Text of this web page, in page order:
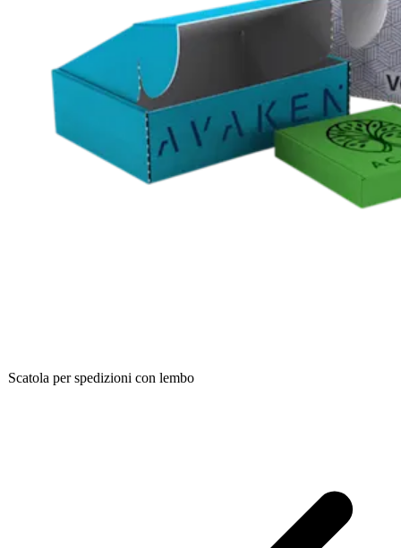
Scatola per spedizioni con lembo